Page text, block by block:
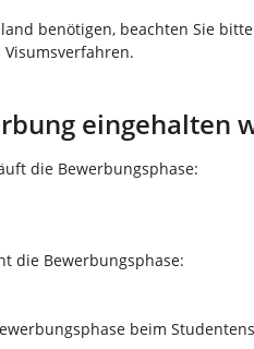
benötigen, beachten Sie
eingehalten
die Bewerbungsphase:
die Bewerbungsphase:
beim